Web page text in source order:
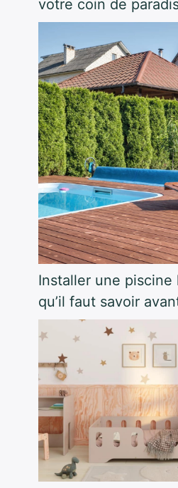
votre coin de
Installer une piscine
qu’il faut savoir